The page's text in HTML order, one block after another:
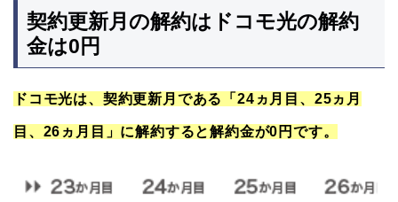
契約更新月の解約はドコモ光の解約
金は0円
ドコモ光は、契約更新月である「24ヵ月目、25ヵ月
目、26ヵ月目」に解約すると解約金が0円です。